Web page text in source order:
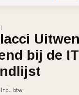
bij de
Incl. btw